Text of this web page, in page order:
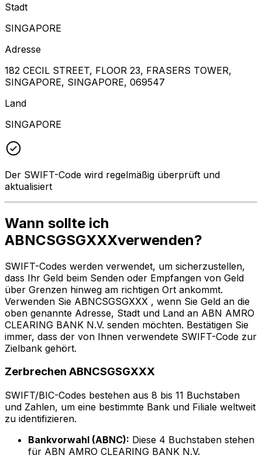
Stadt
SINGAPORE
Adresse
182 CECIL STREET, FLOOR 23, FRASERS TOWER,
SINGAPORE, SINGAPORE, 069547
Land
SINGAPORE
Der SWIFT-Code wird regelmäßig überprüft und
aktualisiert
Wann sollte ich
ABNCSGSGXXXverwenden?
SWIFT-Codes werden verwendet, um sicherzustellen,
dass Ihr Geld beim Senden oder Empfangen von Geld
über Grenzen hinweg am richtigen Ort ankommt.
Verwenden Sie ABNCSGSGXXX , wenn Sie Geld an die
oben genannte Adresse, Stadt und Land an ABN AMRO
CLEARING BANK N.V. senden möchten. Bestätigen Sie
immer, dass der von Ihnen verwendete SWIFT-Code zur
Zielbank gehört.
Zerbrechen ABNCSGSGXXX
SWIFT/BIC-Codes bestehen aus 8 bis 11 Buchstaben
und Zahlen, um eine bestimmte Bank und Filiale weltweit
zu identifizieren.
Bankvorwahl (ABNC): Diese 4 Buchstaben stehen
für ABN AMRO CLEARING BANK N.V.